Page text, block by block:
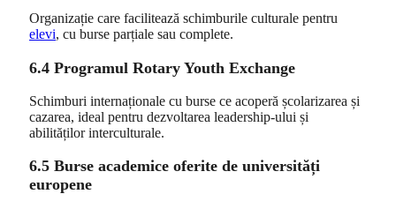
Organizație care facilitează schimburile culturale pentru
elevi, cu burse parțiale sau complete.
6.4 Programul Rotary Youth Exchange
Schimburi internaționale cu burse ce acoperă școlarizarea și
cazarea, ideal pentru dezvoltarea leadership-ului și
abilităților interculturale.
6.5 Burse academice oferite de universități
europene